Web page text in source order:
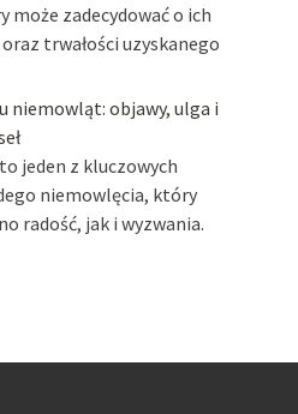
zadecydować o ich
trwałości uzyskanego
niemowląt: objawy, ulga i
jeden z kluczowych
niemowlęcia, który
radość, jak i wyzwania.